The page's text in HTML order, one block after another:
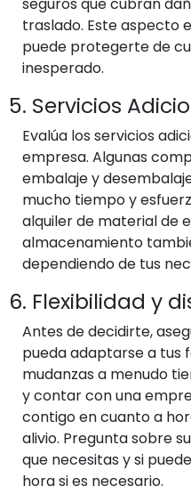
traslado. Este aspecto
puede protegerte de
inesperado.
5. Servicios
Evalúa los servicios
empresa. Algunas
embalaje y
mucho tiempo y
alquiler de material de
almacenamiento
dependiendo de tus
6. Flexibilidad y
Antes de decidirte,
pueda adaptarse a tus
mudanzas a menudo
y contar con una
contigo en cuanto a
alivio. Pregunta sobre
que necesitas y si
hora si es necesario.